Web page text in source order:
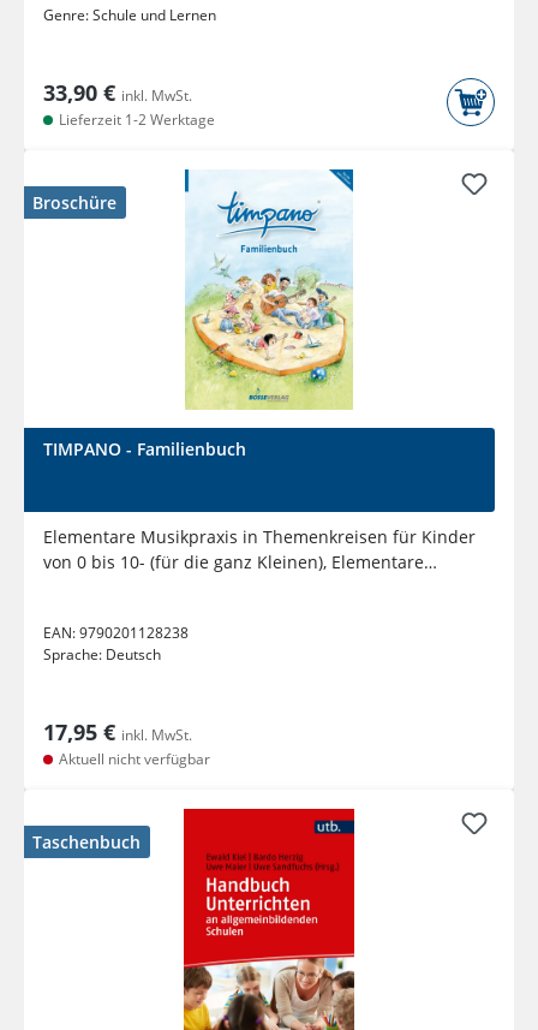
Genre:Schule und Lernen
33,90 € inkl. MwSt.
Lieferzeit 1-2 Werktage
Broschüre
TIMPANO - Familienbuch
Elementare Musikpraxis in Themenkreisen für Kinder
von 0 bis 10- (für die ganz Kleinen), Elementare
EAN:9790201128238
Sprache: Deutsch
17,95 € inkl. MwSt.
Aktuell nicht verfügbar
Taschenbuch